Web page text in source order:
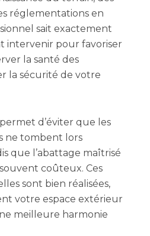
réglementations en
sait exactement
intervenir pour favoriser
la santé des
la sécurité de votre
d’éviter que les
ne tombent lors
que l’abattage maîtrisé
coûteux. Ces
sont bien réalisées,
votre espace extérieur
meilleure harmonie